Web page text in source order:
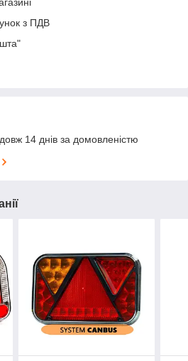
з ПДВ
14 днів за домовленістю